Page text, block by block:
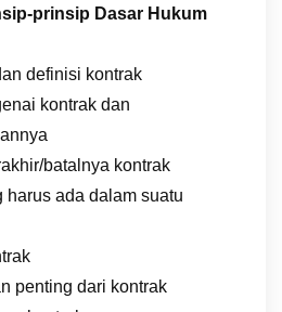
prinsip Dasar Hukum
definisi kontrak
kontrak dan
batalnya kontrak
ada dalam suatu
penting dari kontrak